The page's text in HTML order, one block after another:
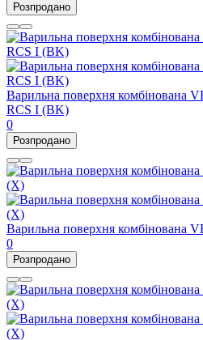
Розпродано
Варильна поверхня комбінована
RCS I (BK)
0
Розпродано
Варильна поверхня комбінована
0
Розпродано